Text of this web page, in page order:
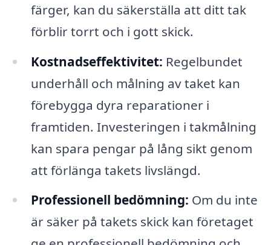
färger, kan du säkerställa att ditt tak
förblir torrt och i gott skick.
Kostnadseffektivitet: Regelbundet
underhåll och målning av taket kan
förebygga dyra reparationer i
framtiden. Investeringen i takmålning
kan spara pengar på lång sikt genom
att förlänga takets livslängd.
Professionell bedömning: Om du inte
är säker på takets skick kan företaget